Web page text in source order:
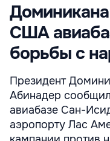
США
борьбы с
Президент
Абинадер
авиабазе Сан-
аэропорту Лас